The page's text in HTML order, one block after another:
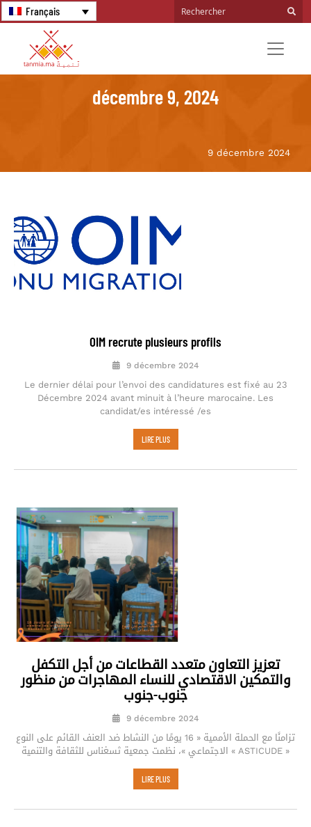
Français
décembre 9, 2024
9 décembre 2024
OIM recrute plusieurs profils
9 décembre 2024
Le dernier délai pour l’envoi des candidatures est fixé au 23
Décembre 2024 avant minuit à l’heure marocaine. Les
candidat/es intéressé /es
LIRE PLUS
تعزيز التعاون متعدد القطاعات من أجل التكفل
والتمكين الاقتصادي للنساء المهاجرات من منظور
جنوب-جنوب
9 décembre 2024
تزامنًا مع الحملة الأممية « 16 يومًا من النشاط ضد العنف القائم على النوع
الاجتماعي »، نظمت جمعية ثسغناس للثقافة والتنمية « ASTICUDE »
LIRE PLUS